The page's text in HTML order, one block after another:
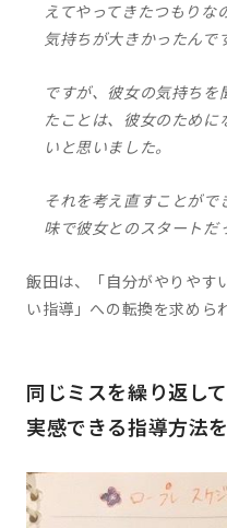
えてやってきたつもりな
気持ちが大きかったんで
ですが、彼女の気持ちを
たことは、彼女のために
いと思いました。
それを考え直すことが
味で彼女とのスタートだ
飯田は、「自分がやりやす
い指導」への転換を求めら
同じミスを繰り返し
実感できる指導方法